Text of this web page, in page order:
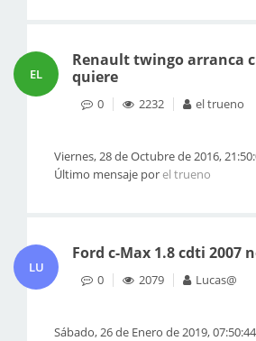
EL
Renault twingo arranca
quiere
0 2232 el trueno
Viernes, 28 de Octubre de 2016,
Último mensaje porel trueno
LU
Ford c-Max 1.8 cdti 2007
0 2079 Lucas@
Sábado, 26 de Enero de 2019, 07:50:44